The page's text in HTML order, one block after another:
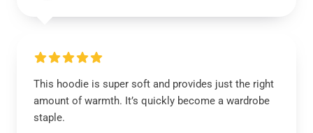
This hoodie is super soft and provides just the right
amount of warmth. It’s quickly become a wardrobe
staple.